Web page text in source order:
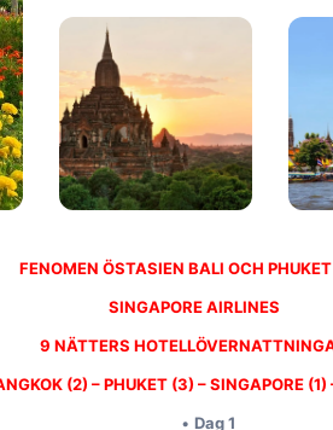
FENOMEN ÖSTASIEN BALI OCH
SINGAPORE AIRLINES
9 NÄTTERS
(2) – PHUKET (3) – SINGAPORE (1)
Dag 1